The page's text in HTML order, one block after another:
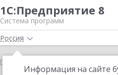
1С:Предприятие 8
Система программ
Россия
Информация на сайте
Главная